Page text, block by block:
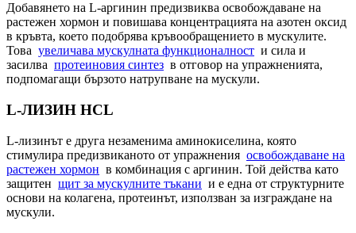
Добавянето на L-аргинин предизвиква освобождаване на
растежен хормон и повишава концентрацията на азотен оксид
в кръвта, което подобрява кръвообращението в мускулите.
Това увеличава мускулната функционалност и сила и
засилва протеиновия синтез в отговор на упражненията,
подпомагащи бързото натрупване на мускули.
L-ЛИЗИН HCL
L-лизинът е друга незаменима аминокиселина, която
стимулира предизвиканото от упражнения освобождаване на
растежен хормон в комбинация с аргинин. Той действа като
защитен щит за мускулните тъкани и е една от структурните
основи на колагена, протеинът, използван за изграждане на
мускули.